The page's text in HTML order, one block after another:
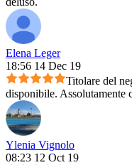
Elena Leger
18:56 14 Dec 19
Titolare del
disponibile. Assolutamente
Ylenia Vignolo
08:23 12 Oct 19